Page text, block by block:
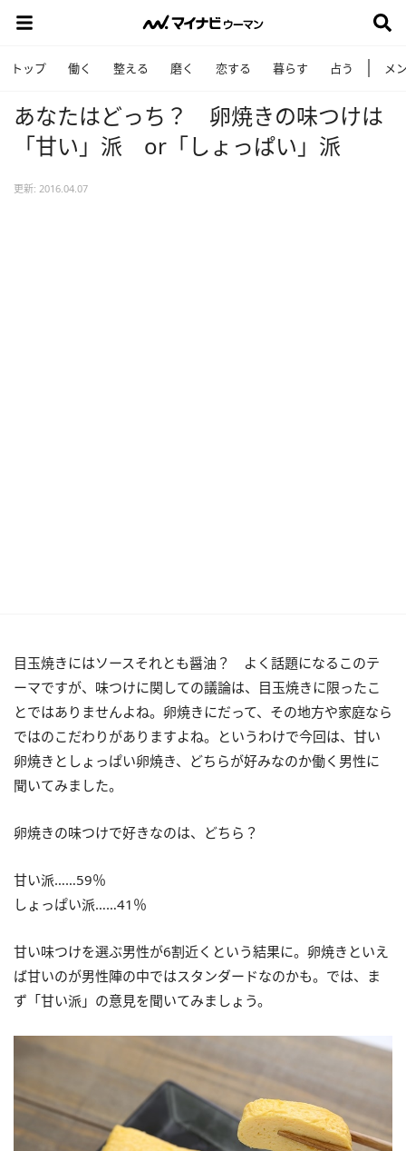
トップ 働く 整える 磨く 恋する 暮らす 占う メ
あなたはどっち？ 卵焼きの味つけは
「甘い」派 or「しょっぱい」派
更新: 2016.04.07
目玉焼きにはソースそれとも醤油？ よく話題になるこのテ
ーマですが、味つけに関しての議論は、目玉焼きに限ったこ
とではありませんよね。卵焼きにだって、その地方や家庭なら
ではのこだわりがありますよね。というわけで今回は、甘い
卵焼きとしょっぱい卵焼き、どちらが好みなのか働く男性に
聞いてみました。
卵焼きの味つけで好きなのは、どちら？
甘い派……59％
しょっぱい派……41％
甘い味つけを選ぶ男性が6割近くという結果に。卵焼きといえ
ば甘いのが男性陣の中ではスタンダードなのかも。では、ま
ず「甘い派」の意見を聞いてみましょう。